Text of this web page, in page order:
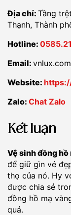
Địa chỉ: Tầng
Thạnh, Thành
Hotline:
Email:
Website:
Zalo: Chat Zalo
Kết luận
Vệ sinh đồng hồ
để giữ gìn vẻ
thọ của nó. Hy
được chia sẻ
đồng hồ mạ
quả.